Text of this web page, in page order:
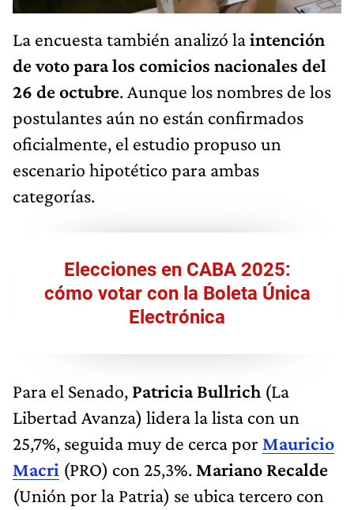
La encuesta también analizó laintención
de voto para los comicios nacionales del
26 de octubre. Aunque los nombres de los
postulantes aún no están confirmados
oficialmente, el estudio propuso un
escenario hipotético para ambas
categorías.
Elecciones en CABA 2025:
cómo votar con la Boleta Única
Electrónica
Para el Senado, Patricia Bullrich (La
Libertad Avanza) lidera la lista con un
25,7%, seguida muy de cerca por Mauricio
Macri (PRO) con 25,3%. Mariano Recalde
(Unión por la Patria) se ubica tercero con